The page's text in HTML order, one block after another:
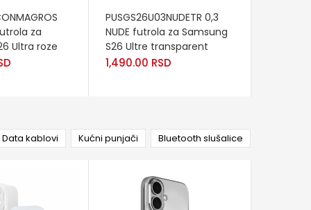
za
Ultra roze
PUSGS26U03NUDETR 0,3
NUDE futrola za Samsung
S26 Ultre transparent
1,490.00 RSD
Data kablovi Kućni punjači Bluetooth slušalice